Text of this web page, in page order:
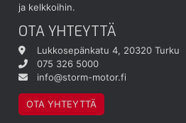
ja kelkkoihin.
OTA YHTEYTTÄ
Lukkosepänkatu 4, 20320 Turku
075 326 5000
info@storm-motor.fi
OTA YHTEYTTÄ